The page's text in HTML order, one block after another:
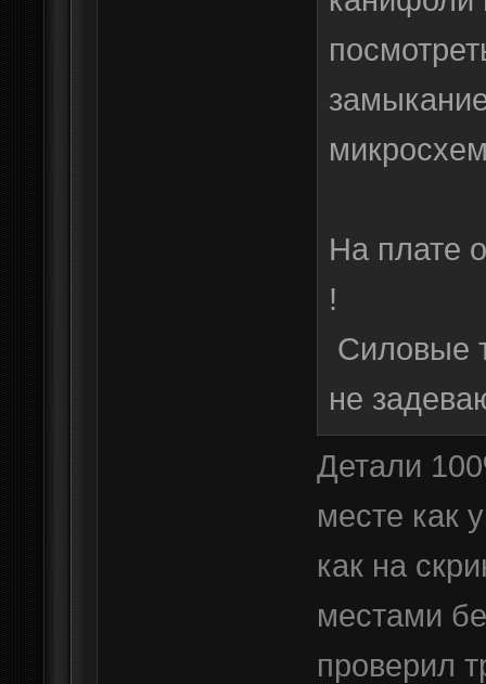
На плате
!
Силовые
не
Детали
месте как
как на
местами
проверил